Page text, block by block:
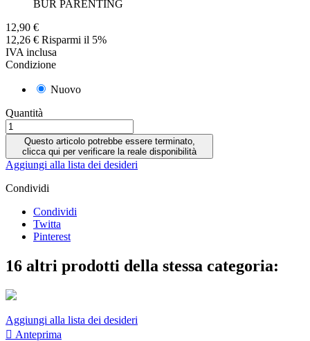
BUR PARENTING
12,90 €
12,26 € Risparmi il 5%
IVA inclusa
Condizione
Nuovo
Quantità
Questo articolo potrebbe essere terminato,
clicca qui per verificare la reale disponibilità
Aggiungi alla lista dei desideri
Condividi
Condividi
Twitta
Pinterest
16 altri prodotti della stessa categoria:
Aggiungi alla lista dei desideri
 Anteprima